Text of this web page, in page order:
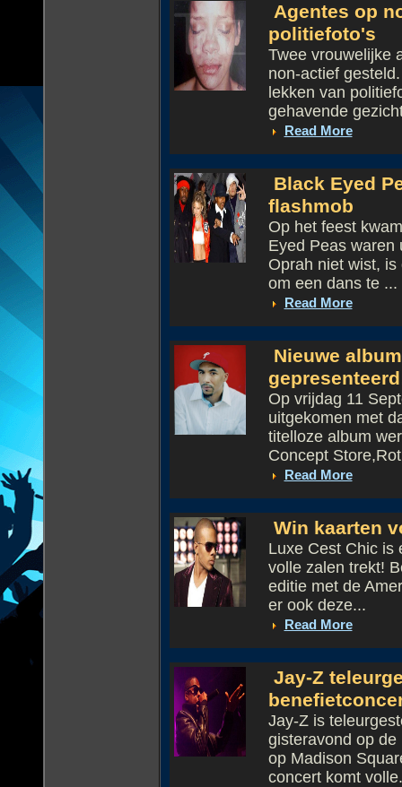
Agentes op
politiefoto's
Twee vrouwelijke
non-actief
lekken van
gehavende
Read More
Black Eyed
flashmob
Op het feest
Eyed Peas waren
Oprah niet wist,
om een dans te ...
Read More
Nieuwe
Op vrijdag 11
uitgekomen met
titelloze album
Concept
Read More
Win kaarten
Luxe Cest Chic is
volle zalen trekt!
editie met de
er ook deze...
Read More
Jay-Z
Jay-Z is
gisteravond op
op Madison
concert komt